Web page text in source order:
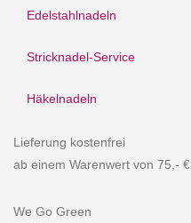
Edelstahlnadeln
Stricknadel-Service
Häkelnadeln
Lieferung kostenfrei
ab einem Warenwert von 75,- €
We Go Green